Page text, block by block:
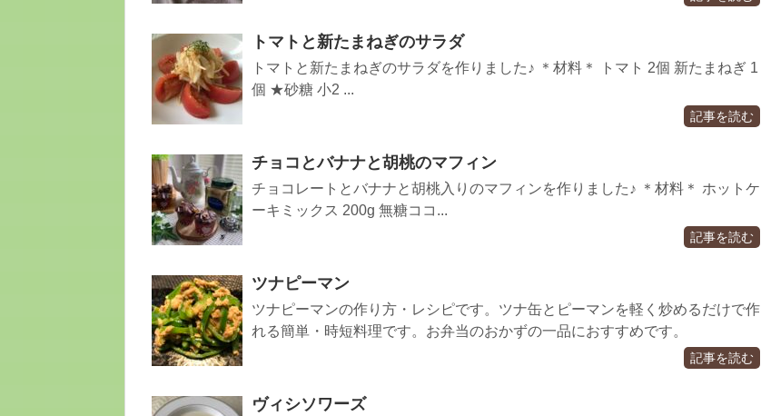
トマトと新たまねぎのサラダ
トマトと新たまねぎのサラダを作りました♪ ＊材料＊ トマト 2個 新たまねぎ 1
個 ★砂糖 小2 ...
記事を読む
チョコとバナナと胡桃のマフィン
チョコレートとバナナと胡桃入りのマフィンを作りました♪ ＊材料＊ ホットケ
ーキミックス 200g 無糖ココ...
記事を読む
ツナピーマン
ツナピーマンの作り方・レシピです。ツナ缶とピーマンを軽く炒めるだけで作
れる簡単・時短料理です。お弁当のおかずの一品におすすめです。
記事を読む
ヴィシソワーズ